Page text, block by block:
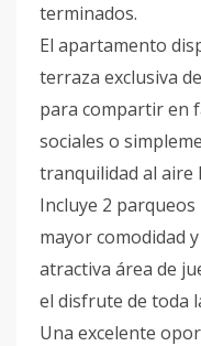
terminados.
El apartamento
terraza exclusiva
para compartir en
sociales o
tranquilidad al aire
Incluye 2
mayor comodidad
atractiva área de
el disfrute de toda
Una excelente